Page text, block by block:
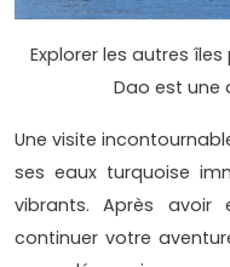
Explorer les autres
Dao est une
Une visite
ses eaux turquoise
vibrants. Après avoir
continuer votre